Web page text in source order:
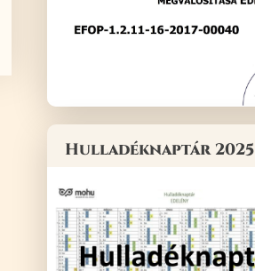
Hulladéknaptár 2025